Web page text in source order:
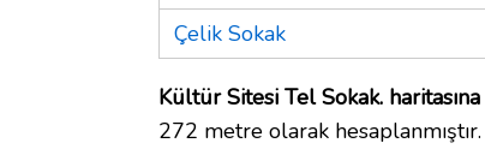
Çelik Sokak
Kültür Sitesi Tel Sokak. haritasına
272 metre olarak hesaplanmıştır.